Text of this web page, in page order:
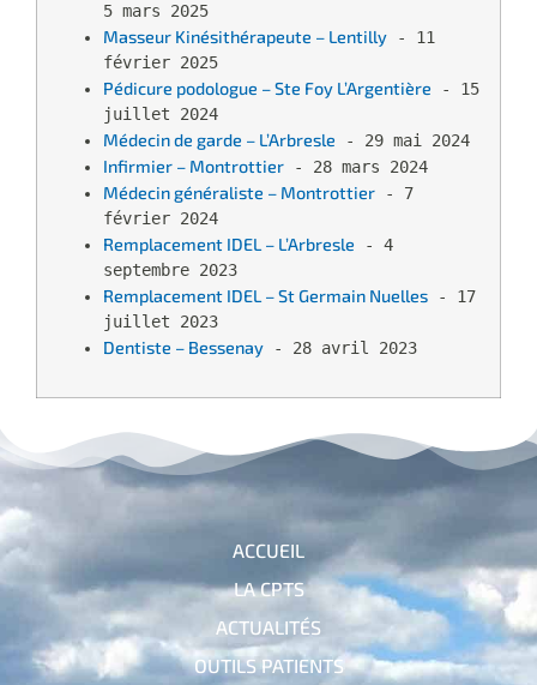
5 mars 2025
Masseur Kinésithérapeute – Lentilly - 11
février 2025
Pédicure podologue – Ste Foy L’Argentière - 15
juillet 2024
Médecin de garde – L’Arbresle - 29 mai 2024
Infirmier – Montrottier - 28 mars 2024
Médecin généraliste – Montrottier - 7
février 2024
Remplacement IDEL – L’Arbresle - 4
septembre 2023
Remplacement IDEL – St Germain Nuelles - 17
juillet 2023
Dentiste – Bessenay - 28 avril 2023
ACCUEIL
LA CPTS
ACTUALITÉS
OUTILS PATIENTS